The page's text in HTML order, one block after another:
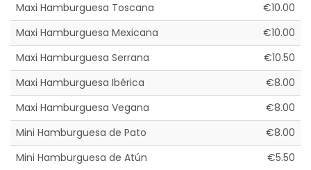
Maxi Hamburguesa Toscana
€10.00
Maxi Hamburguesa Mexicana
€10.00
Maxi Hamburguesa Serrana
€10.50
Maxi Hamburguesa Ibérica
€8.00
Maxi Hamburguesa Vegana
€8.00
Mini Hamburguesa de Pato
€8.00
Mini Hamburguesa de Atún
€5.50